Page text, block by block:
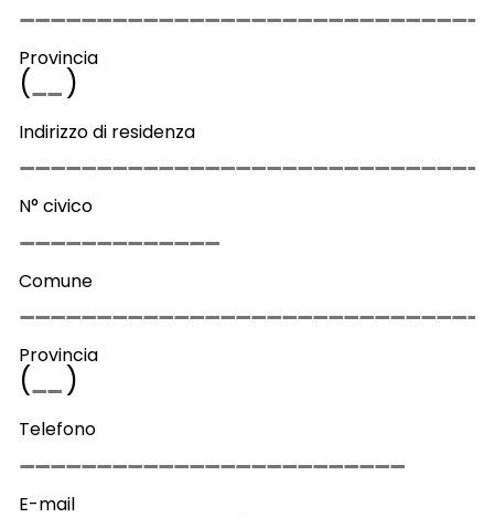
Provincia
( )
Indirizzo di residenza
N° civico
Comune
Provincia
( )
Telefono
E-mail